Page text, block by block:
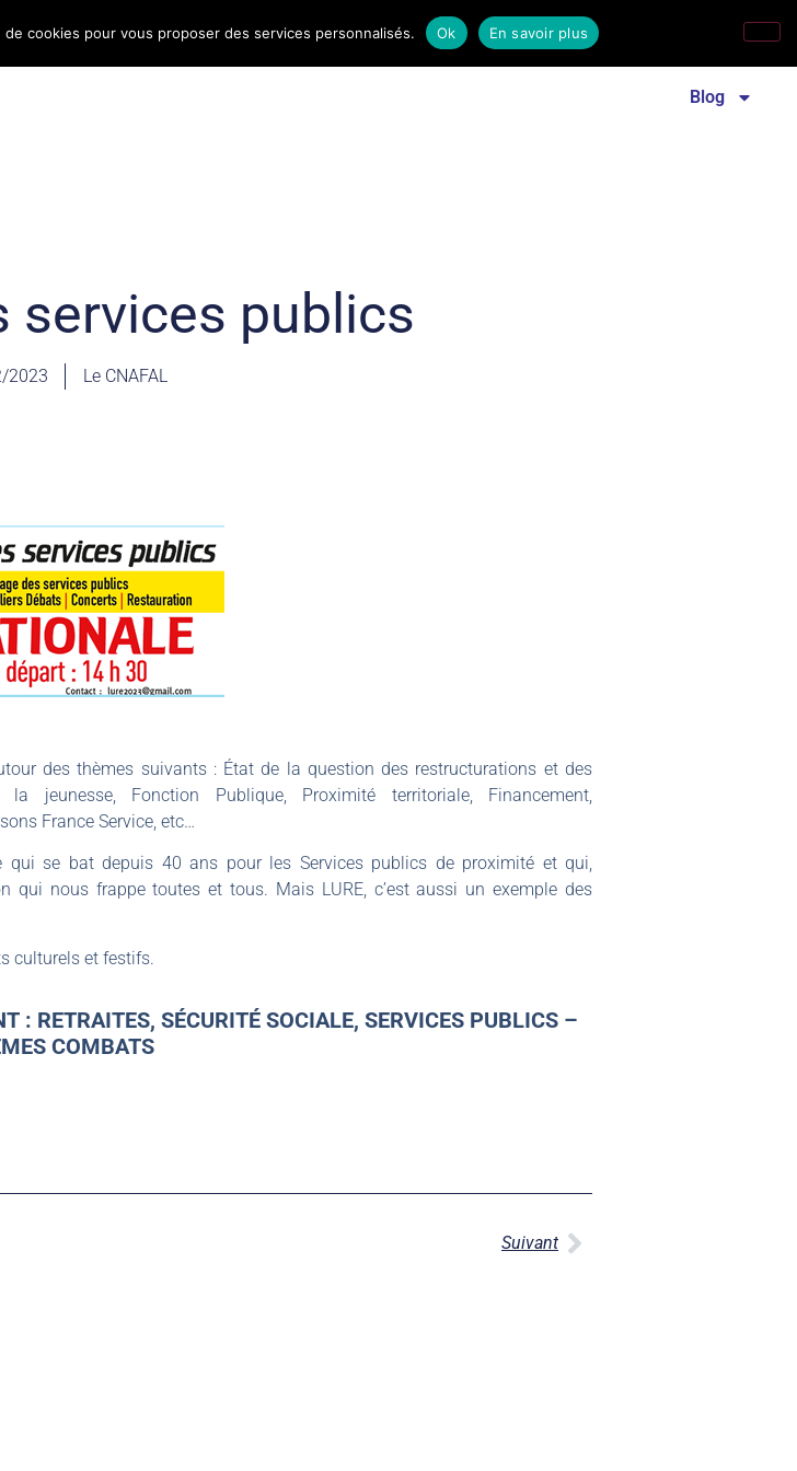
Infos conso Consomag Revue familles laïques Communiqué de presse
Blog
services publics
2023 Le CNAFAL
des thèmes suivants : État de la question des restructurations et des
jeunesse, Fonction Publique, Proximité territoriale, Financement,
France Service, etc…
qui se bat depuis 40 ans pour les Services publics de proximité et qui,
qui nous frappe toutes et tous. Mais LURE, c’est aussi un exemple des
culturels et festifs.
: RETRAITES, SÉCURITÉ SOCIALE, SERVICES PUBLICS –
COMBATS
Suivant
cookies pour vous proposer des services personnalisés. Ok En savoir plus